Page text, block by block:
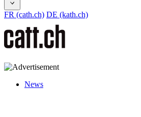
FR (cath.ch) DE (kath.ch)
News